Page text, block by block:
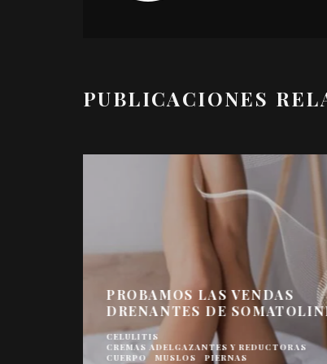
PUBLICACIONES
PROBAMOS LAS VENDAS
DRENANTES DE
CELULITIS
CREMAS ADELGAZANTES Y REDUCTORAS
CUERPO
MUSLOS PIERNAS